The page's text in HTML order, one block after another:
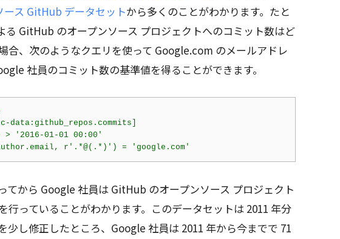
ス GitHub データセットから多くのことがわかります。たと
る GitHub のオープンソース プロジェクトへのコミット数はど
合、次のようなクエリを使って Google.com のメールアドレ
社員のコミット数の基準値を得ることができます。
data:github_repos.commits]
> '2016-01-01 00:00'
てから Google 社員は GitHub のオープンソース プロジェクト
行っていることがわかります。このデータセットは 2011 年分
少し修正したところ、Google 社員は 2011 年から今までで 71